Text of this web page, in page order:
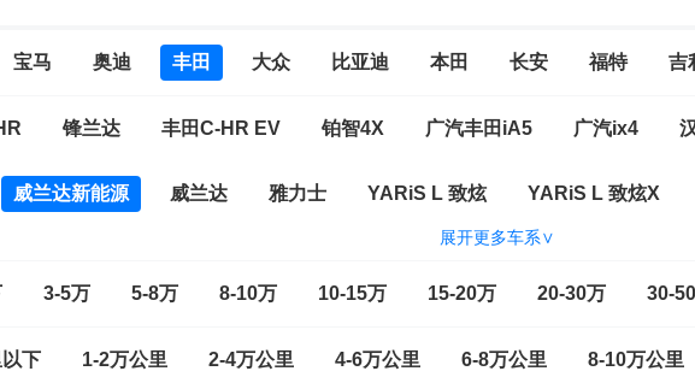
宝马 奥迪 丰田 大众 比亚迪 本田 长安 福特 吉
锋兰达 丰田C-HR EV 铂智4X 广汽丰田iA5 广汽ix4
威兰达新能源 威兰达 雅力士 YARiS L 致炫 YARiS L 致炫X
展开更多车系∨
3-5万 5-8万 8-10万 10-15万 15-20万 20-30万 30-
下 1-2万公里 2-4万公里 4-6万公里 6-8万公里 8-10万公里